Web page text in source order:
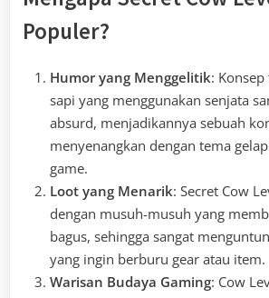
Populer?
Humor yang Menggelitik:
sapi yang menggunakan senjata
absurd, menjadikannya sebuah
menyenangkan dengan tema
game.
Loot yang Menarik: Secret Cow
dengan musuh-musuh yang
bagus, sehingga sangat
yang ingin berburu gear atau item.
Warisan Budaya Gaming: Cow